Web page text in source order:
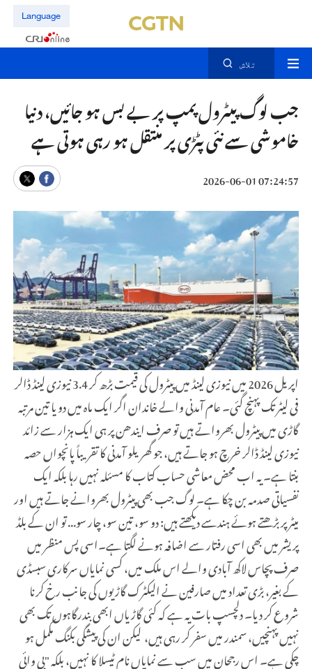
Language
تلاش
جب لوگ پیٹرول پمپ پر بے بس ہو جائیں، دنیا
خاموشی سے نئی پٹڑی پر منتقل ہو رہی ہوتی ہے
07:24:57 2026-06-01
اپریل 2026 میں نیوزی لینڈ میں پیٹرول کی قیمت بڑھ کر 3.4 نیوزی لینڈ ڈالر
فی لیٹر تک پہنچ گئی۔ عام آمدنی والے خاندان اگر ایک ماہ میں دو یا تین مرتبہ
گاڑی میں پیٹرول بھرواتے ہیں تو صرف ایندھن پر ہی ایک ہزار سے زائد
نیوزی لینڈ ڈالر خرچ ہو جاتے ہیں، جو گھریلو آمدنی کا تقریباً پانچواں حصہ
بنتا ہے۔ یہ اب محض معاشی حساب کتاب کا مسئلہ نہیں رہا بلکہ ایک
نفسیاتی صدمہ بن چکا ہے۔ لوگ جب بھی پیٹرول بھروانے جاتے ہیں اور
میٹر پر بڑھتے ہوئے ہندسے دیکھتے ہیں: دو سو، تین سو، چار سو... تو ان کے بلڈ
پریشر میں بھی اسی رفتار سے اضافہ ہونے لگتا ہے۔اسی پس منظر میں
صرف پچاس لاکھ آبادی والے اس ملک میں، کسی نمایاں سرکاری سبسڈی
کے بغیر، بڑی تعداد میں صارفین نے الیکٹرک گاڑیوں کی جانب رخ کرنا
شروع کر دیا۔ دلچسپ بات یہ ہے کہ کئی گاڑیاں ابھی بندرگاہوں تک بھی
نہیں پہنچیں، سمندر میں سفر کر رہی ہیں، لیکن ان کی پیشگی بکنگ مکمل ہو
چکی ہے۔ اس رجحان میں سب سے نمایاں نام ٹیسلا کا نہیں، بلکہ "بی وائی